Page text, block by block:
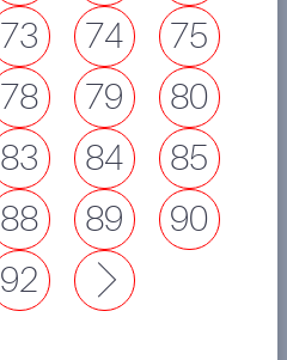
73 74
75
78 79
80
83 84
85
88 89
90
92 Next